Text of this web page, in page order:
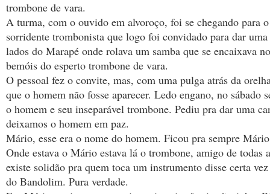
trombone de vara.
A turma, com o ouvido em alvoroço, foi se chegando para
sorridente trombonista que logo foi convidado para dar
lados do Marapé onde rolava um samba que se encaixava
bemóis do esperto trombone de vara.
O pessoal fez o convite, mas, com uma pulga atrás da
que o homem não fosse aparecer. Ledo engano, no sábado
o homem e seu inseparável trombone. Pediu pra dar uma
deixamos o homem em paz.
Mário, esse era o nome do homem. Ficou pra sempre
Onde estava o Mário estava lá o trombone, amigo de todas
existe solidão pra quem toca um instrumento disse certa
do Bandolim. Pura verdade.